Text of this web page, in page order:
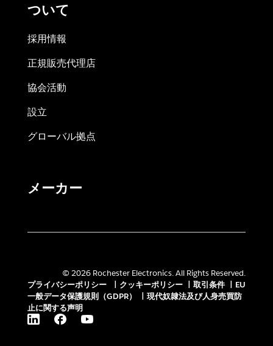
ついて
採用情報
正規販売代理店
協会活動
設立
グローバル拠点
メーカー
© 2026 Rochester Electronics. All Rights Reserved.
プライバシーポリシー
クッキーポリシー 取引条件
EU
一般データ保護規則（GDPR）
現代奴隷法及び人身売買防
止に関する声明